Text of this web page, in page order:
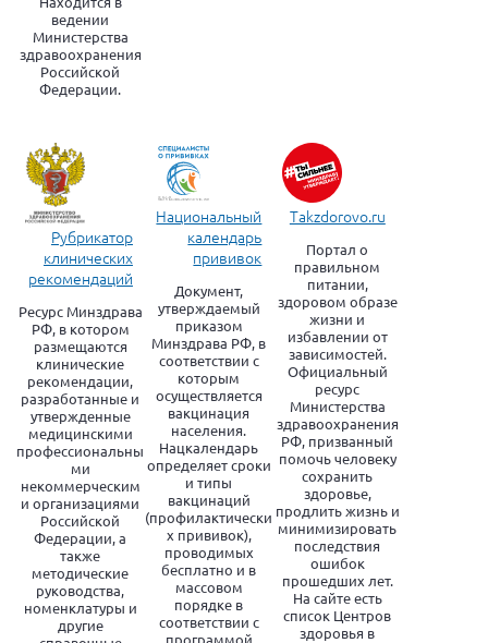
ведении
Министерства
здравоохранения
Российской
Федерации.
Рубрикатор
клинических
рекомендаций
Ресурс Минздрава
РФ, в котором
размещаются
клинические
рекомендации,
разработанные и
утвержденные
медицинскими
профессиональны
ми
некоммерческим
и организациями
Российской
Федерации, а
также
методические
руководства,
номенклатуры и
другие
Национальный
календарь
прививок
Документ,
утверждаемый
приказом
Минздрава РФ, в
соответствии с
которым
осуществляется
вакцинация
населения.
Нацкалендарь
определяет сроки
и типы
вакцинаций
(профилактически
х прививок),
проводимых
бесплатно и в
массовом
порядке в
соответствии с
программой
Takzdorovo.ru
Портал о
правильном
питании,
здоровом образе
жизни и
избавлении от
зависимостей.
Официальный
ресурс
Министерства
здравоохранения
РФ, призванный
помочь человеку
сохранить
здоровье,
продлить жизнь и
минимизировать
последствия
ошибок
прошедших лет.
На сайте есть
список Центров
здоровья в